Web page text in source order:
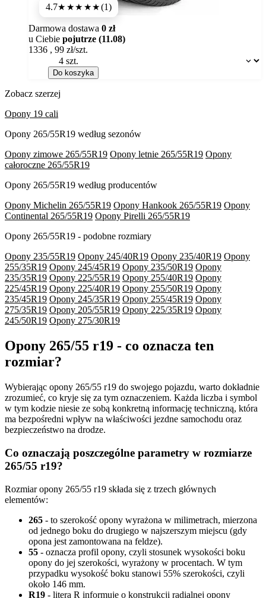
4.7★★★★★(1)
Dostępność:
Darmowa dostawa 0 zł
u Ciebie pojutrze (11.08)
1336 , 99 zł/szt.
Do koszyka
Zobacz szerzej
Opony 19 cali
Opony 265/55R19 według sezonów
Opony zimowe 265/55R19 Opony letnie 265/55R19 Opony
całoroczne 265/55R19
Opony 265/55R19 według producentów
Opony Michelin 265/55R19 Opony Hankook 265/55R19 Opony
Continental 265/55R19 Opony Pirelli 265/55R19
Opony 265/55R19 - podobne rozmiary
Opony 235/55R19 Opony 245/40R19 Opony 235/40R19 Opony
255/35R19 Opony 245/45R19 Opony 235/50R19 Opony
235/35R19 Opony 225/55R19 Opony 255/40R19 Opony
225/45R19 Opony 225/40R19 Opony 255/50R19 Opony
235/45R19 Opony 245/35R19 Opony 255/45R19 Opony
275/35R19 Opony 205/55R19 Opony 225/35R19 Opony
245/50R19 Opony 275/30R19
Opony 265/55 r19 - co oznacza ten
rozmiar?
Wybierając opony 265/55 r19 do swojego pojazdu, warto dokładnie
zrozumieć, co kryje się za tym oznaczeniem. Każda liczba i symbol
w tym kodzie niesie ze sobą konkretną informację techniczną, która
ma bezpośredni wpływ na właściwości jezdne samochodu oraz
bezpieczeństwo na drodze.
Co oznaczają poszczególne parametry w rozmiarze
265/55 r19?
Rozmiar opony 265/55 r19 składa się z trzech głównych
elementów:
265 - to szerokość opony wyrażona w milimetrach, mierzona
od jednego boku do drugiego w najszerszym miejscu (gdy
opona jest zamontowana na feldze).
55 - oznacza profil opony, czyli stosunek wysokości boku
opony do jej szerokości, wyrażony w procentach. W tym
przypadku wysokość boku stanowi 55% szerokości, czyli
około 146 mm.
R19 - litera R informuje o konstrukcji radialnej opony